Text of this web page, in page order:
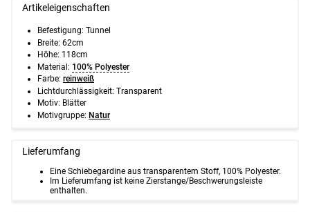
Artikeleigenschaften
Befestigung: Tunnel
Breite: 62cm
Höhe: 118cm
Material: 100% Polyester
Farbe: reinweiß
Lichtdurchlässigkeit: Transparent
Motiv: Blätter
Motivgruppe: Natur
Lieferumfang
Eine Schiebegardine aus transparentem Stoff, 100% Polyester.
Im Lieferumfang ist keine Zierstange/Beschwerungsleiste
enthalten.